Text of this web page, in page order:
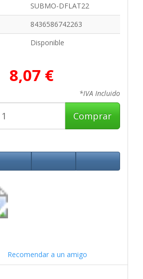
SUBMO-DFLAT22
8436586742263
Disponible
8,07 €
*IVA Incluido
Comprar
Recomendar a un amigo